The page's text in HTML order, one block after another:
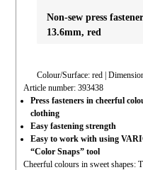
Non-sew press
13.6mm, red
Colour/Surface:red |
Article number:393438
Press fasteners in cheerful
clothing
Easy fastening strength
Easy to work with using
“Color Snaps” tool
Cheerful colours in sweet shapes: